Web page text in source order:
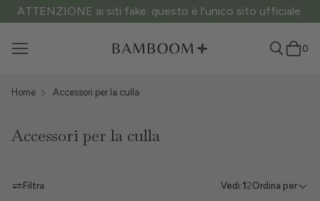
ATTENZIONE ai siti fake: questo è l’unico sito ufficiale.
0
Home Accessori per la culla
Accessori per la culla
Filtra Vedi:1 2Ordina per